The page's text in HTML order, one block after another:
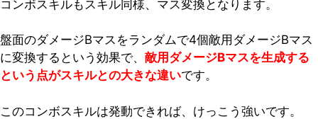
コンボスキルもスキル同様、マス変換となります。
盤面のダメージBマスをランダムで4個敵用ダメージBマス
に変換するという効果で、 敵用ダメージBマスを生成する
という点がスキルとの大きな違いです。
このコンボスキルは発動できれば、けっこう強いです。